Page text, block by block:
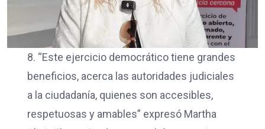
8. “Este ejercicio democrático tiene grandes
beneficios, acerca las autoridades judiciales
a la ciudadanía, quienes son accesibles,
respetuosas y amables” expresó Martha